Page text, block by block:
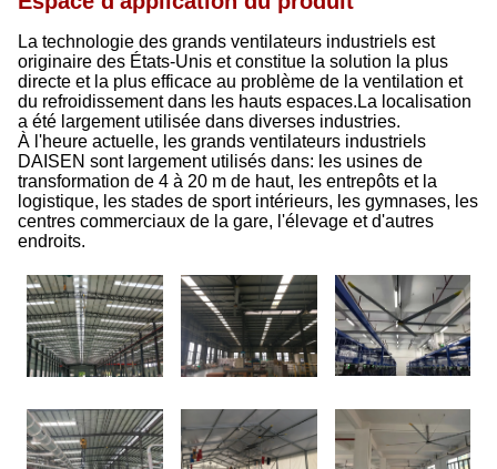
La technologie des grands ventilateurs industriels est
originaire des États-Unis et constitue la solution la plus
directe et la plus efficace au problème de la ventilation et
du refroidissement dans les hauts espaces.La localisation
a été largement utilisée dans diverses industries.
À l'heure actuelle, les grands ventilateurs industriels
DAISEN sont largement utilisés dans: les usines de
transformation de 4 à 20 m de haut, les entrepôts et la
logistique, les stades de sport intérieurs, les gymnases, les
centres commerciaux de la gare, l'élevage et d'autres
endroits.